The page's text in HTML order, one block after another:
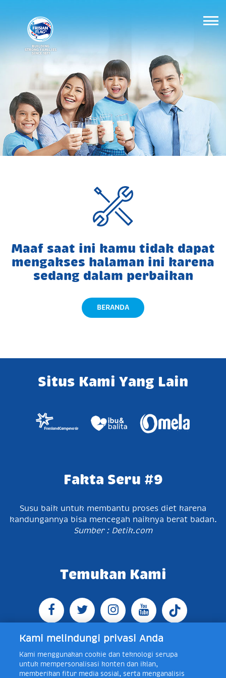
BUILDING
STRONG FAMILIES
SINCE 1871
Maaf saat ini kamu tidak dapat
mengakses halaman ini karena
sedang dalam perbaikan
BERANDA
Situs Kami Yang Lain
Fakta Seru #9
Susu baik untuk membantu proses diet karena
kandungannya bisa mencegah naiknya berat badan.
Sumber : Detik.com
Temukan Kami
Jl. Raya Bogor KM 5, Pasar Rebo, Jakarta Timur,
Indonesia 13760
Telp +62 21 8410945 | PO BOX
Kami melindungi privasi Anda
Kami menggunakan cookie dan teknologi serupa
untuk mempersonalisasi konten dan iklan,
memberikan fitur media sosial, serta menganalisis